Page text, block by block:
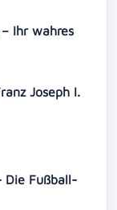
Ihr wahres
Joseph I.
Die Fußball-